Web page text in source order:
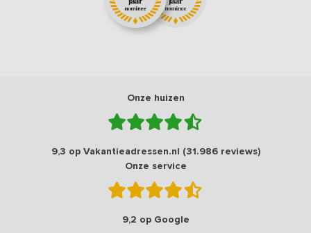
Onze huizen
9,3 op Vakantieadressen.nl (31.986 reviews)
Onze service
9,2 op Google